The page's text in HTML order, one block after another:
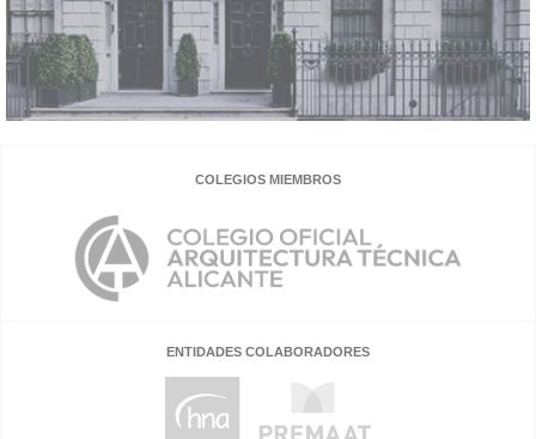
COLEGIOS MIEMBROS
ENTIDADES COLABORADORES